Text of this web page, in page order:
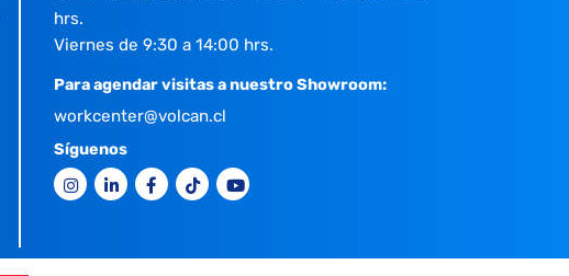
hrs.
Viernes de 9:30 a 14:00 hrs.
Para agendar visitas a nuestro Showroom:
workcenter@volcan.cl
Síguenos